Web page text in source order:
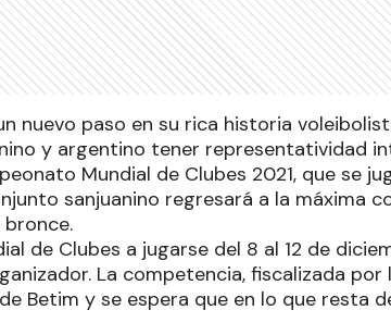
nuevo paso en su rica historia
y argentino tener representatividad
Mundial de Clubes 2021, que se
sanjuanino regresará a la máxima
de Clubes a jugarse del 8 al 12 de
La competencia, fiscalizada por
Betim y se espera que en lo que resta